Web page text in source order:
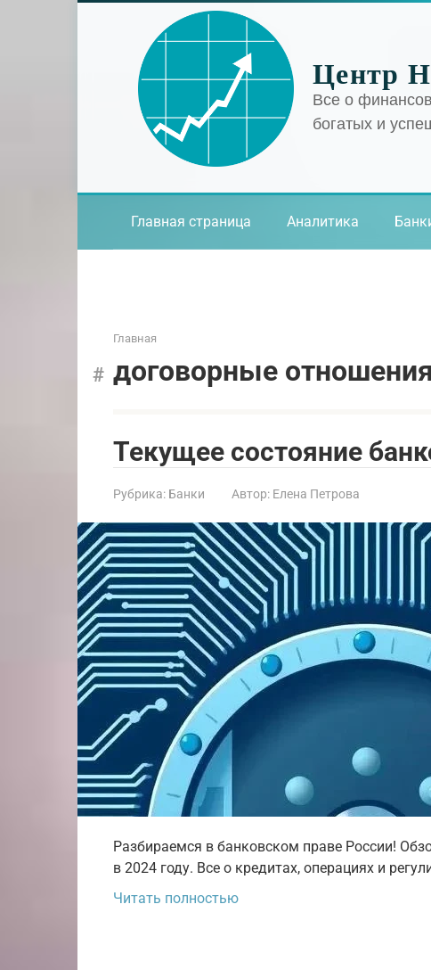
Центр
Все о
богатых и
Главная страница Аналитика
Главная
договорные отношения
Текущее состояние
Рубрика: Банки Автор: Елена Петрова
Разбираемся в банковском праве России!
в 2024 году. Все о кредитах, операциях и
Читать полностью